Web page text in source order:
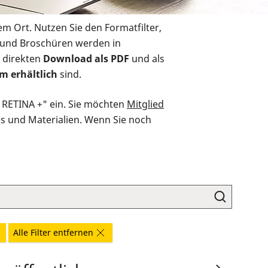
Ort. Nutzen Sie den Formatfilter,
Broschüren werden in
direkten Download als PDF und als
erhältlich sind.
+" ein. Sie möchten Mitglied
und Materialien. Wenn Sie noch
Alle Filter entfernen